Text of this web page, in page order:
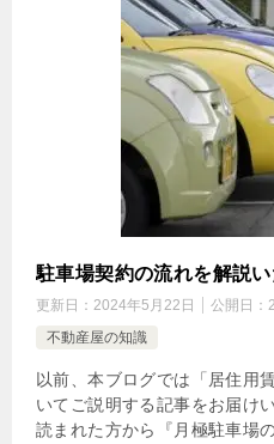
駐車場契約の流れを解説い
更新日： 2024年5月22日 公開日：
不動産屋の知識
以前、本ブログでは「居住用
いてご説明する記事をお届け
読まれた方から『月極駐車場